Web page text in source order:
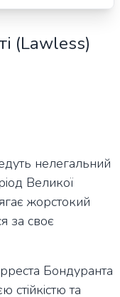
(Lawless)
нелегальний
Великої
жорстокий
за своє
Бондуранта
стійкістю та